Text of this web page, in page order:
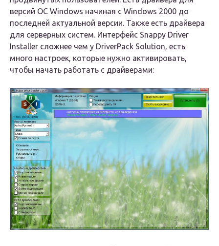
версий ОС Windows начиная с Windows 2000 до
последней актуальной версии. Также есть драйвера
для серверных систем. Интерфейс Snappy Driver
Installer сложнее чем у DriverPack Solution, есть
много настроек, которые нужно активировать,
чтобы начать работать с драйверами: